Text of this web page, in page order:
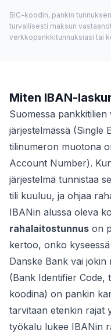
BIC-koodin, pankin
turvallisesti maksun
verkkopankkitunnuksiasi tai
Miten IBAN-
Suomessa
järjestelmässä (Single
tilinumeron muotona
Account Number).
järjestelmä tunnistaa
tili kuuluu, ja ohjaa
IBANin alussa oleva
rahalaitostunnus on
kertoo, onko
Danske Bank vai jokin
(Bank Identifier Code,
koodina) on pankin
tarvitaan etenkin rajat
työkalu lukee IBANin